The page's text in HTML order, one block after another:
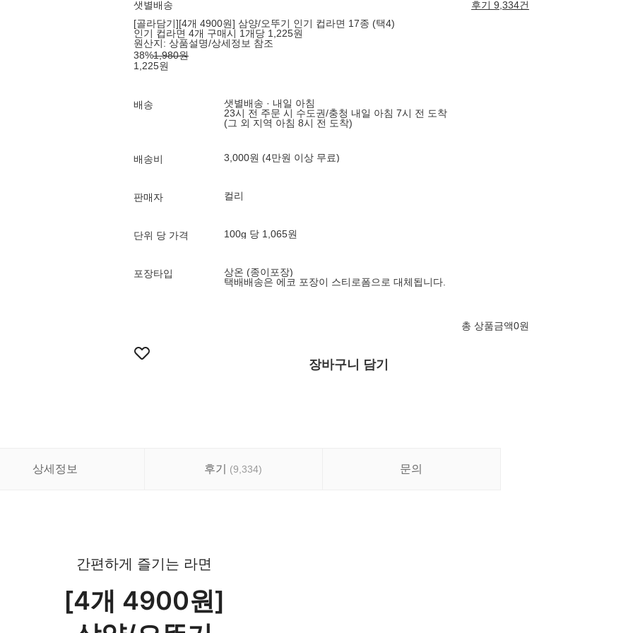
샛별배송
후기 9,334건
[골라담기][4개 4900원] 삼양/오뚜기 인기 컵라면 17종 (택4)
인기 컵라면 4개 구매시 1개당 1,225원
원산지: 상품설명/상세정보 참조
38%1,980원
1,225원
배송
샛별배송 · 내일 아침
23시 전 주문 시 수도권/충청 내일 아침 7시 전 도착
(그 외 지역 아침 8시 전 도착)
배송비 3,000원 (4만원 이상 무료)
판매자 컬리
단위 당 가격 100g 당 1,065원
포장타입
상온 (종이포장)
택배배송은 에코 포장이 스티로폼으로 대체됩니다.
총 상품금액0원
장바구니 담기
상세정보 후기 (9,334) 문의
간편하게 즐기는 라면
[4개 4900원]